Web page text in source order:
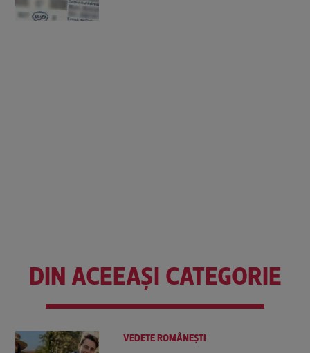
DIN ACEEAȘI CATEGORIE
VEDETE ROMÂNEŞTI